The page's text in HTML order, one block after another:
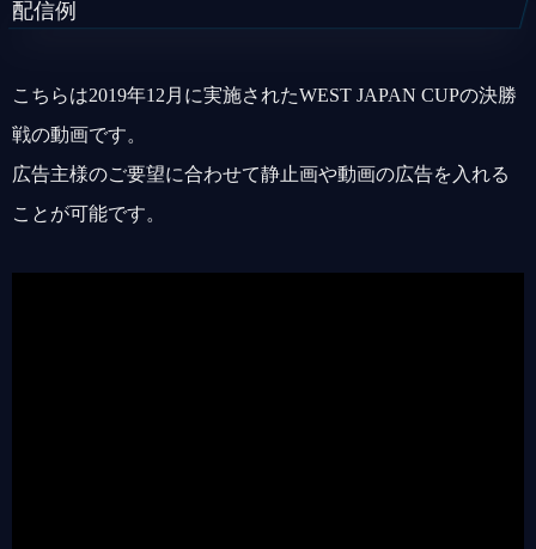
配信例
こちらは2019年12月に実施されたWEST JAPAN CUPの決勝
戦の動画です。
広告主様のご要望に合わせて静止画や動画の広告を入れる
ことが可能です。